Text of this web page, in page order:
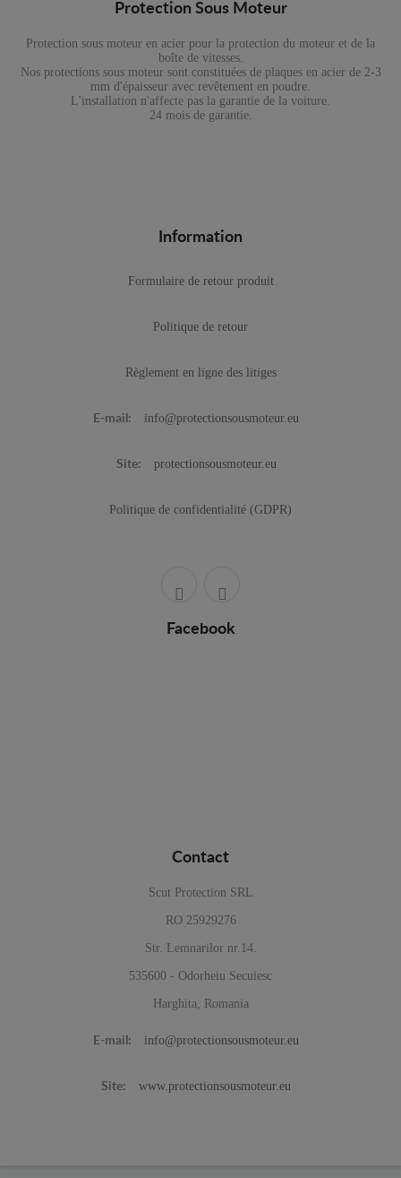
Protection Sous Moteur
Protection sous moteur en acier pour la protection du moteur et de la
boîte de vitesses.
Nos protections sous moteur sont constituées de plaques en acier de 2-3
mm d'épaisseur avec revêtement en poudre.
L'installation n'affecte pas la garantie de la voiture.
24 mois de garantie.
Information
Formulaire de retour produit
Politique de retour
Règlement en ligne des litiges
E-mail: info@protectionsousmoteur.eu
Site: protectionsousmoteur.eu
Politique de confidentialité (GDPR)
Facebook
Contact
Scut Protection SRL
RO 25929276
Str. Lemnarilor nr.14.
535600 - Odorheiu Secuiesc
Harghita, Romania
E-mail: info@protectionsousmoteur.eu
Site: www.protectionsousmoteur.eu